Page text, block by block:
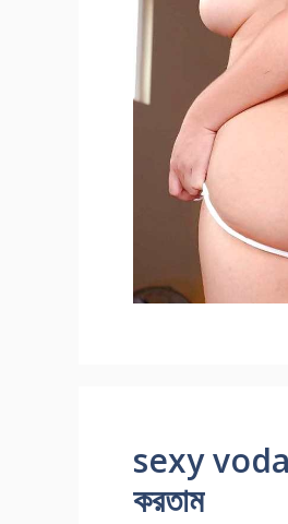
sexy voda
করতাম